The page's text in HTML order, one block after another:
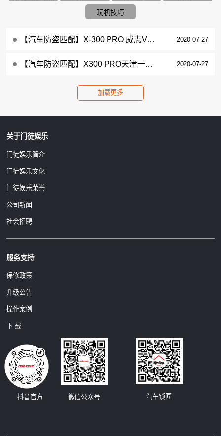
玩机技巧
【汽车防盗匹配】X-300 PRO 威志V5防盗线圈初始化 2020-07-27
【汽车防盗匹配】X300 PRO天津一汽N5/N7防盗线圈初始化 2020-07-27
关于门徒娱乐
门徒娱乐简介
门徒娱乐文化
门徒娱乐荣誉
公司新闻
社会招聘
服务支持
保修政策
升级公告
操作案例
下 载
微信公众号
抖音官方 汽车锁匠